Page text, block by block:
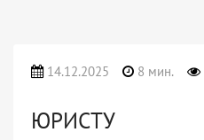
14.12.2025 8 мин.
ЮРИСТУ